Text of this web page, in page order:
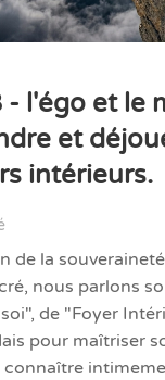
l'égo et le
et
intérieurs.
de la
nous parlons
de "Foyer
pour maîtriser